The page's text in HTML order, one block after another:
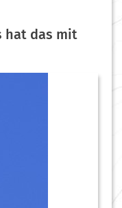
hat das mit